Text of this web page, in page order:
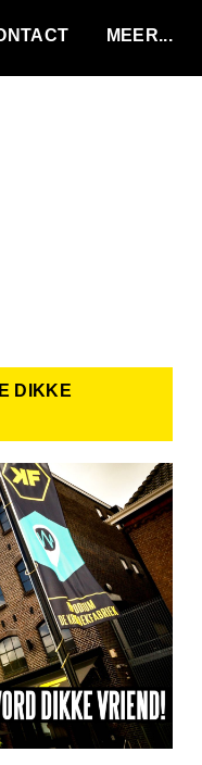
DIKKE